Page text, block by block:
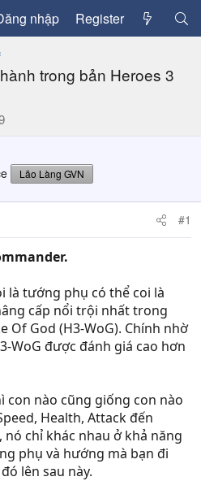
nhập Register
trong bản Heroes 3
Lão Làng GVN
#1
là tướng phụ có thể coi là
cấp nổi trội nhất trong
Of God (H3-WoG). Chính nhờ
WoG được đánh giá cao hơn
con nào cũng giống con nào
Health, Attack đến
chỉ khác nhau ở khả năng
phụ và hướng mà bạn đi
lên sau này.